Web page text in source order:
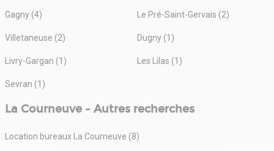
Gagny (4) Le Pré-Saint-Gervais (2)
Villetaneuse (2) Dugny (1)
Livry-Gargan (1) Les Lilas (1)
Sevran (1)
La Courneuve - Autres recherches
Location bureaux La Courneuve (8)